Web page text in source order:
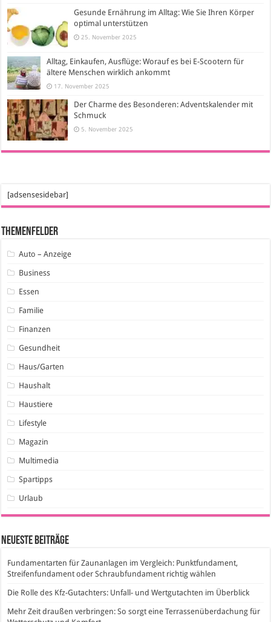
Gesunde Ernährung im Alltag: Wie Sie Ihren Körper
optimal unterstützen
25. November 2025
Alltag, Einkaufen, Ausflüge: Worauf es bei E-Scootern für
ältere Menschen wirklich ankommt
17. November 2025
Der Charme des Besonderen: Adventskalender mit
Schmuck
5. November 2025
[adsensesidebar]
Themenfelder
Auto – Anzeige
Business
Essen
Familie
Finanzen
Gesundheit
Haus/Garten
Haushalt
Haustiere
Lifestyle
Magazin
Multimedia
Spartipps
Urlaub
Neueste Beiträge
Fundamentarten für Zaunanlagen im Vergleich: Punktfundament,
Streifenfundament oder Schraubfundament richtig wählen
Die Rolle des Kfz-Gutachters: Unfall- und Wertgutachten im Überblick
Mehr Zeit draußen verbringen: So sorgt eine Terrassenüberdachung für